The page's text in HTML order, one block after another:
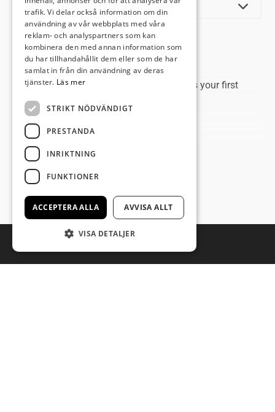
Hej världen!
Welcome toGota Media Webbyrå
. This is your first
post. Edit or delete it, then start blogging!
Läs mer
trafik. Vi delar också information om din
användning av vår webbplats med våra
reklam- och analyspartners som kan
kombinera den med annan information som
du har tillhandahållit dem eller som de har
samlat in från din användning av deras
tjänster. Läs mer
STRIKT NÖDVÄNDIGT
PRESTANDA
INRIKTNING
FUNKTIONER
ACCEPTERA ALLA AVVISA ALLT
VISA DETALJER